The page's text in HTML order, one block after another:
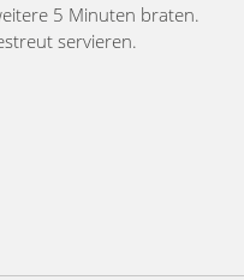
5 Minuten braten.
servieren.